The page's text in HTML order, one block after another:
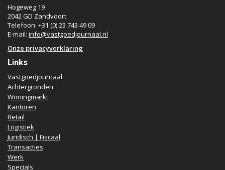
Hogeweg 19
2042 GD Zandvoort
Telefoon: +31 (0) 23 743 49 09
E-mail: info@vastgoedjournaal.nl
Onze privacyverklaring
Links
Vastgoedjournaal
Achtergronden
Woningmarkt
Kantoren
Retail
Logistiek
Juridisch | Fiscaal
Transacties
Werk
Specials